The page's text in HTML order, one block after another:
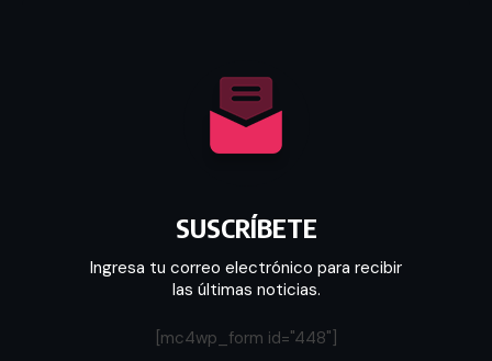
SUSCRÍBETE
Ingresa tu correo electrónico para recibir
las últimas noticias.
[mc4wp_form id="448"]